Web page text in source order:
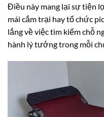
Điều này mang lại sự tiện
mái cắm trại hay tổ chức
lắng về việc tìm kiếm chỗ
hành lý tưởng trong mỗi